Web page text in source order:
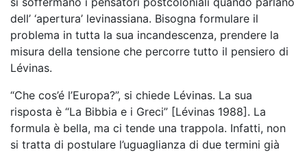
dell’ ‘apertura’ levinassiana. Bisogna formulare il
problema in tutta la sua incandescenza, prendere la
misura della tensione che percorre tutto il pensiero di
Lévinas.
“Che cos’é l’Europa?”, si chiede Lévinas. La sua
risposta è “La Bibbia e i Greci” [Lévinas 1988]. La
formula è bella, ma ci tende una trappola. Infatti, non
si tratta di postulare l’uguaglianza di due termini già